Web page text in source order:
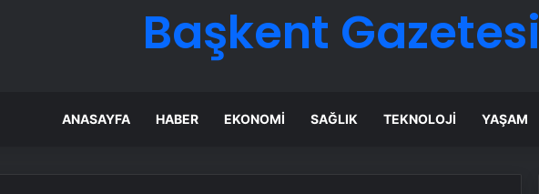
Başkent Gazetesi
ANASAYFA HABER EKONOMI SAĞLIK TEKNOLOJI YAŞAM